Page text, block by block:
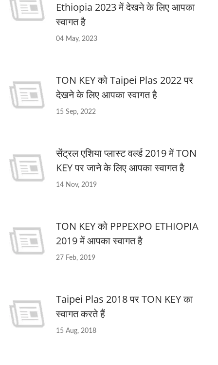
Ethiopia 2023 में देखने के लिए आपका
स्वागत है
04 May, 2023
TON KEY को Taipei Plas 2022 पर
देखने के लिए आपका स्वागत है
15 Sep, 2022
सेंट्रल एशिया प्लास्ट वर्ल्ड 2019 में TON
KEY पर जाने के लिए आपका स्वागत है
14 Nov, 2019
TON KEY को PPPEXPO ETHIOPIA
2019 में आपका स्वागत है
27 Feb, 2019
Taipei Plas 2018 पर TON KEY का
स्वागत करते हैं
15 Aug, 2018